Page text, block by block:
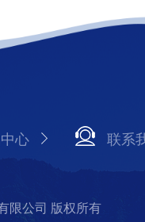
心 联系
限公司 版权所有